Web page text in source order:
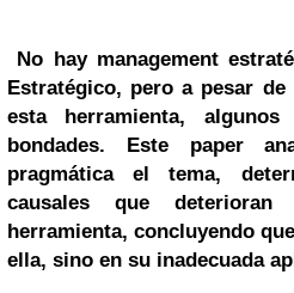
No hay management
Estratégico, pero a pesar
esta herramienta,
bondades. Este paper
pragmática el tema,
causales que
herramienta, concluyendo
ella, sino en su inadecuada